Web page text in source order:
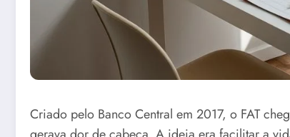
Criado pelo Banco Central em 2017, o FAT